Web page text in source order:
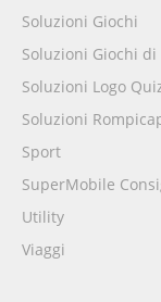
Soluzioni Giochi
Soluzioni Giochi di
Soluzioni Logo
Soluzioni
Sport
SuperMobile
Utility
Viaggi